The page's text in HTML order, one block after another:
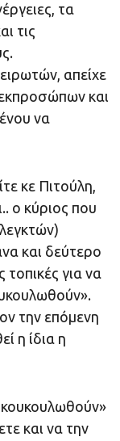
τα
τις
απείχε
και
να
κε Πιτούλη,
ο κύριος που
και δεύτερο
για να
την επόμενη
η ίδια η
και να την